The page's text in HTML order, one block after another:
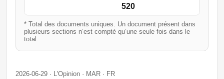
520
* Total des documents uniques. Un document présent dans
plusieurs sections n’est compté qu’une seule fois dans le
total.
2026-06-29 · L'Opinion · MAR · FR